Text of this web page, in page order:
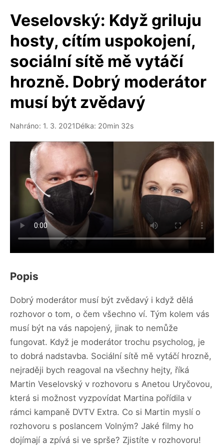
Veselovský: Když griluju
hosty, cítím uspokojení,
sociální sítě mě vytáčí
hrozně. Dobrý moderátor
musí být zvědavý
Nahráno: 1. 3. 2021Délka: 20min 32s
Popis
Dobrý moderátor musí být zvědavý i když dělá
rozhovor o tom, o čem všechno ví. Tým kolem vás
musí být na vás napojený, jinak to nemůže
fungovat. Když je moderátor trochu psycholog, je
to dobrá nadstavba. Sociální sítě mě vytáčí hrozně,
nejraději bych reagoval na všechny hejty, říká
Martin Veselovský v rozhovoru s Anetou Uryčovou,
která si možnost vyzpovídat Martina pořídila v
rámci kampaně DVTV Extra. Co si Martin myslí o
rozhovoru s poslancem Volným? Jaké filmy ho
dojímají a zpívá si ve sprše? Zjistíte v rozhovoru!